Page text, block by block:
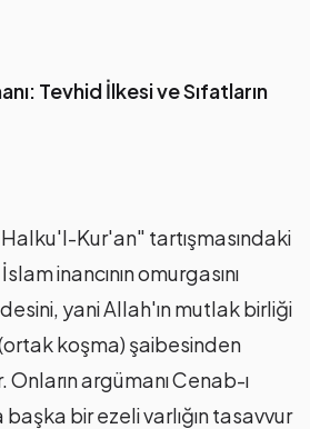
Tevhid İlkesi ve Sıfatların
Kur'an" tartışmasındaki
inancının omurgasını
yani Allah'ın mutlak birliği
koşma) şaibesinden
Onların argümanı Cenab-ı
başka bir ezeli varlığın tasavvur